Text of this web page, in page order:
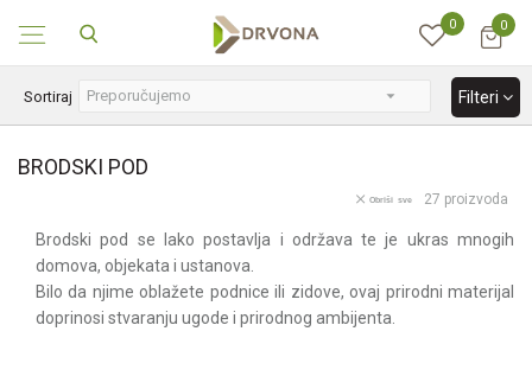
0 0
BRODSKI POD
Sortiraj Filteri
27 proizvoda
Obriši sve
Brodski pod se lako postavlja i održava te je ukras mnogih
domova, objekata i ustanova.
Bilo da njime oblažete podnice ili zidove, ovaj prirodni materijal
doprinosi stvaranju ugode i prirodnog ambijenta.